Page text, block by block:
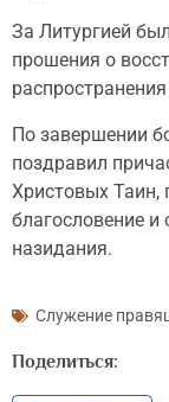
За Литургией
прошения о
По завершении
поздравил
Христовых Таин,
благословение
назидания.
Служение
Поделиться: